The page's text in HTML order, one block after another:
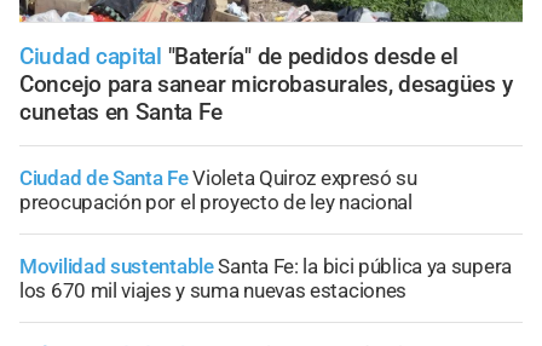
Ciudad capital "Batería" de pedidos desde el
Concejo para sanear microbasurales, desagües y
cunetas en Santa Fe
Ciudad de Santa FeVioleta Quiroz expresó su
preocupación por el proyecto de ley nacional
Movilidad sustentableSanta Fe: la bici pública ya supera
los 670 mil viajes y suma nuevas estaciones